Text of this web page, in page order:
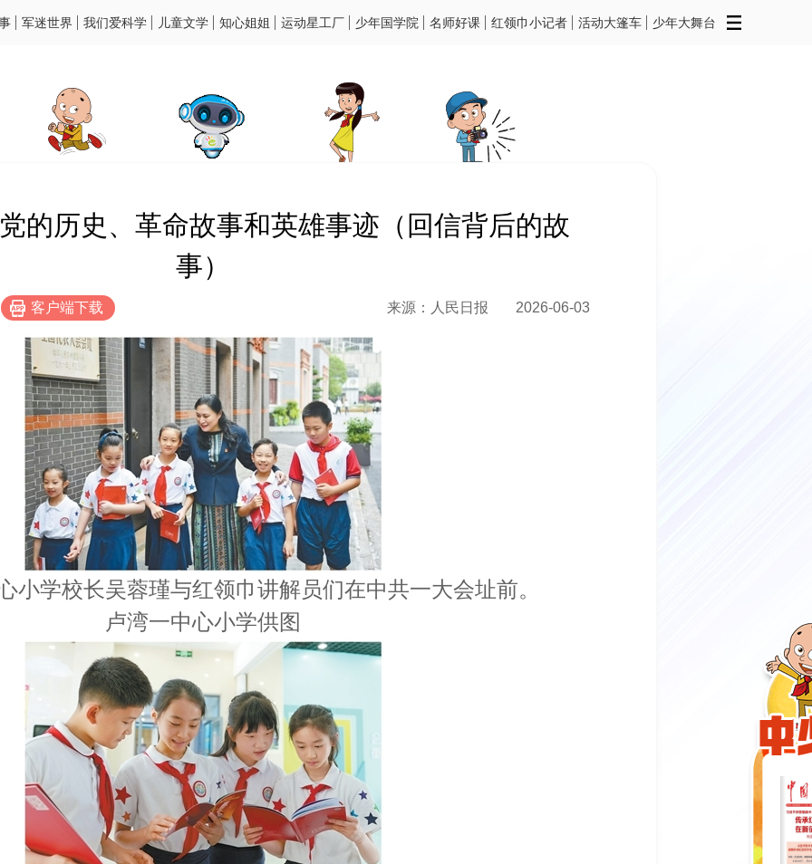
军迷世界 我们爱科学 儿童文学 知心姐姐 运动星工厂 少年国学院 名师好课 红领巾小记者 活动大篷车 少年大舞台
的历史、革命故事和英雄事迹（回信背后的故
事）
客户端下载 来源：人民日报 2026-06-03
小学校长吴蓉瑾与红领巾讲解员们在中共一大会址前。
卢湾一中心小学供图